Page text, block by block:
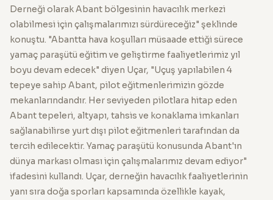
Derneği olarak Abant bölgesinin havacılık merkezi
olabilmesi için çalışmalarımızı sürdüreceğiz" şeklinde
konuştu. "Abantta hava koşulları müsaade ettiği sürece
yamaç paraşütü eğitim ve geliştirme faaliyetlerimiz yıl
boyu devam edecek" diyen Uçar, "Uçuş yapılabilen 4
tepeye sahip Abant, pilot eğitmenlerimizin gözde
mekanlarındandır. Her seviyeden pilotlara hitap eden
Abant tepeleri, altyapı, tahsis ve konaklama imkanları
sağlanabilirse yurt dışı pilot eğitmenleri tarafından da
tercih edilecektir. Yamaç paraşütü konusunda Abant'ın
dünya markası olması için çalışmalarımız devam ediyor"
ifadesini kullandı. Uçar, derneğin havacılık faaliyetlerinin
yanı sıra doğa sporları kapsamında özellikle kayak,